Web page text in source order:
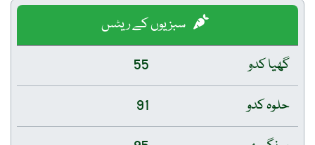
سبزیوں کے ریٹس
گھیا کدو
55
حلوہ کدو
91